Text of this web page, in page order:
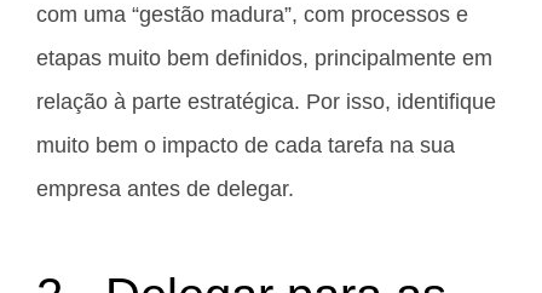
com uma “gestão madura”, com processos e
etapas muito bem definidos, principalmente em
relação à parte estratégica. Por isso, identifique
muito bem o impacto de cada tarefa na sua
empresa antes de delegar.